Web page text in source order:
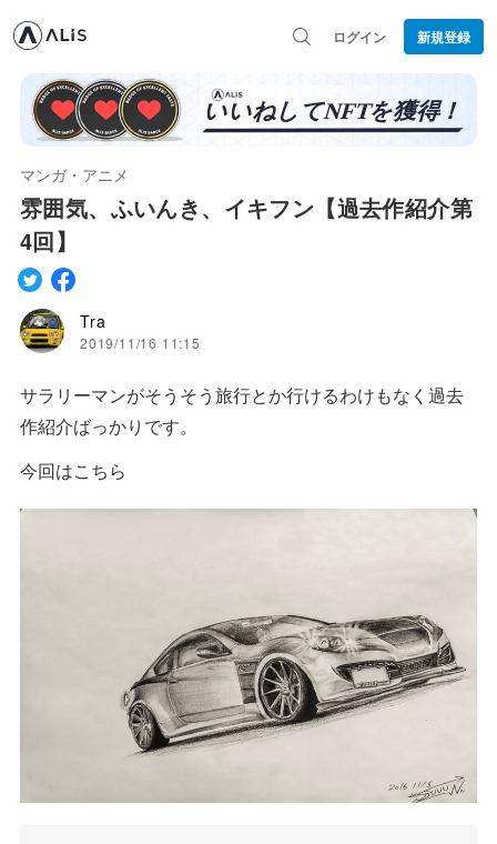
ログイン 新規登録
マンガ・アニメ
雰囲気、ふいんき、イキフン【過去作紹介第
4回】
Tra
2019/11/16 11:15
サラリーマンがそうそう旅行とか行けるわけもなく過去
作紹介ばっかりです。
今回はこちら